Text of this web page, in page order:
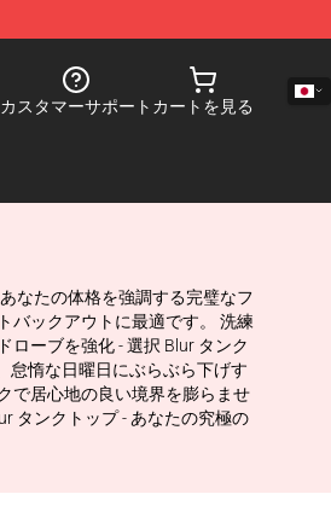
カスタマーサポート カートを見る
なたの体格を強調する完璧なフ
バックアウトに最適です。 洗練
ーブを強化 - 選択 Blur タンク
怠惰な日曜日にぶらぶら下げす
で居心地の良い境界を膨らませ
タンクトップ - あなたの究極の